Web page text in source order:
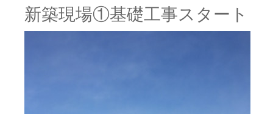
新築現場①基礎工事スタート